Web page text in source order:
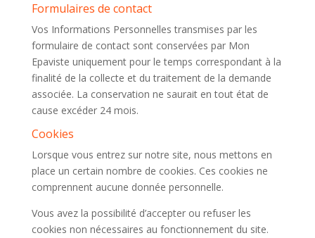
Formulaires de contact
Vos Informations Personnelles transmises par les
formulaire de contact sont conservées par Mon
Epaviste uniquement pour le temps correspondant à la
finalité de la collecte et du traitement de la demande
associée. La conservation ne saurait en tout état de
cause excéder 24 mois.
Cookies
Lorsque vous entrez sur notre site, nous mettons en
place un certain nombre de cookies. Ces cookies ne
comprennent aucune donnée personnelle.
Vous avez la possibilité d’accepter ou refuser les
cookies non nécessaires au fonctionnement du site.